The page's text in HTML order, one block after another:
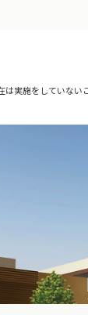
実施をしていない